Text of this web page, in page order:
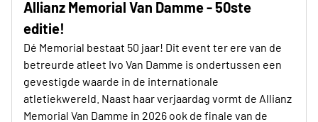
Allianz Memorial Van Damme - 50ste
editie!
Dé Memorial bestaat 50 jaar! Dit event ter ere van de
betreurde atleet Ivo Van Damme is ondertussen een
gevestigde waarde in de internationale
atletiekwereld. Naast haar verjaardag vormt de Allianz
Memorial Van Damme in 2026 ook de finale van de